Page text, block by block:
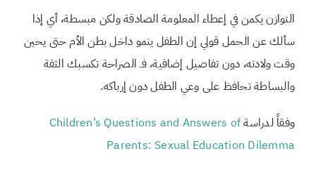
التوازن يكمن في إعطاء المعلومة الصادقة ولكن مبسطة، أي إذا
سألك عن الحمل قولي إن الطفل ينمو داخل بطن الأم حتى يحين
وقت ولادته، دون تفاصيل إضافية، فـ الصراحة تكسبك الثقة
والبساطة تحافظ على وعي الطفل دون إرباكه.
وفقاً لدراسةChildren’s Questions and Answers of
Parents: Sexual Education Dilemma